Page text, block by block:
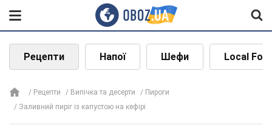
Рецепти Напої Шефи Local
Рецепти Випічка та десерти
Пироги
Заливний пиріг із капустою на кефірі